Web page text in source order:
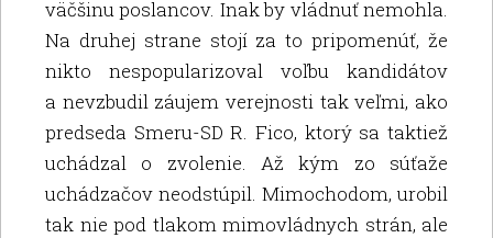
väčšinu poslancov. Inak by vládnuť nemohla.
Na druhej strane stojí za to pripomenúť, že
nikto nespopularizoval voľbu kandidátov
a nevzbudil záujem verejnosti tak veľmi, ako
predseda Smeru-SD R. Fico, ktorý sa taktiež
uchádzal o zvolenie. Až kým zo súťaže
uchádzačov neodstúpil. Mimochodom, urobil
tak nie pod tlakom mimovládnych strán, ale